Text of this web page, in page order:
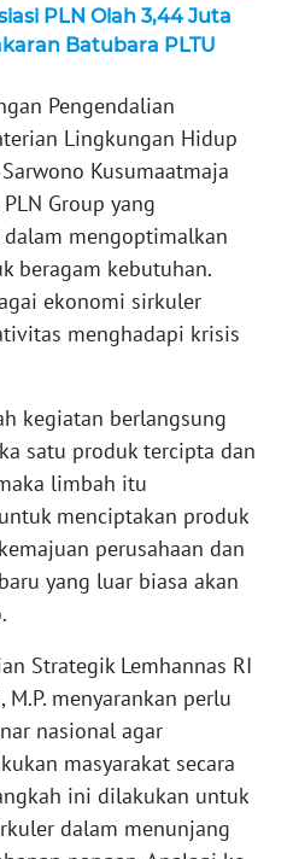
PLN Olah 3,44 Juta
Batubara PLTU
Pengendalian
Lingkungan Hidup
Kusumaatmaja
Group yang
mengoptimalkan
beragam kebutuhan.
ekonomi sirkuler
menghadapi krisis
kegiatan berlangsung
satu produk tercipta dan
limbah itu
menciptakan produk
perusahaan dan
yang luar biasa akan
Strategik Lemhannas RI
M.P. menyarankan perlu
nasional agar
masyarakat secara
ini dilakukan untuk
dalam menunjang